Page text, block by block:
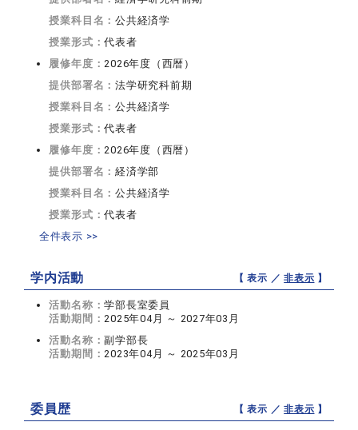
授業科目名：公共経済学
授業形式：代表者
履修年度：2026年度（西暦）
提供部署名：法学研究科前期
授業科目名：公共経済学
授業形式：代表者
履修年度：2026年度（西暦）
提供部署名：経済学部
授業科目名：公共経済学
授業形式：代表者
全件表示 >>
学内活動 【 表示 ／非表示 】
活動名称：学部長室委員
活動期間：2025年04月 ～ 2027年03月
活動名称：副学部長
活動期間：2023年04月 ～ 2025年03月
委員歴 【 表示 ／非表示 】